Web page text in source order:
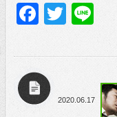
2020.06.17